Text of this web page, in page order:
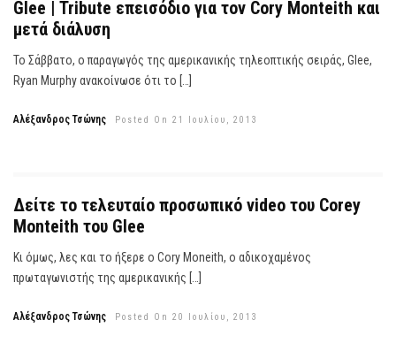
Glee | Tribute επεισόδιο για τον Cory Monteith και
μετά διάλυση
Το Σάββατο, ο παραγωγός της αμερικανικής τηλεοπτικής σειράς, Glee,
Ryan Murphy ανακοίνωσε ότι το […]
Αλέξανδρος Τσώνης Posted On 21 Ιουλίου, 2013
Δείτε το τελευταίο προσωπικό video του Corey
Monteith του Glee
Κι όμως, λες και το ήξερε ο Cory Moneith, ο αδικοχαμένος
πρωταγωνιστής της αμερικανικής […]
Αλέξανδρος Τσώνης Posted On 20 Ιουλίου, 2013